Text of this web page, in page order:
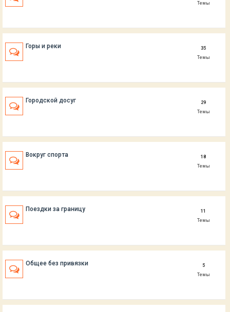
Темы
Горы и реки
35
Темы
Городской досуг
29
Темы
Вокруг спорта
18
Темы
Поездки за границу
11
Темы
Общее без привязки
5
Темы